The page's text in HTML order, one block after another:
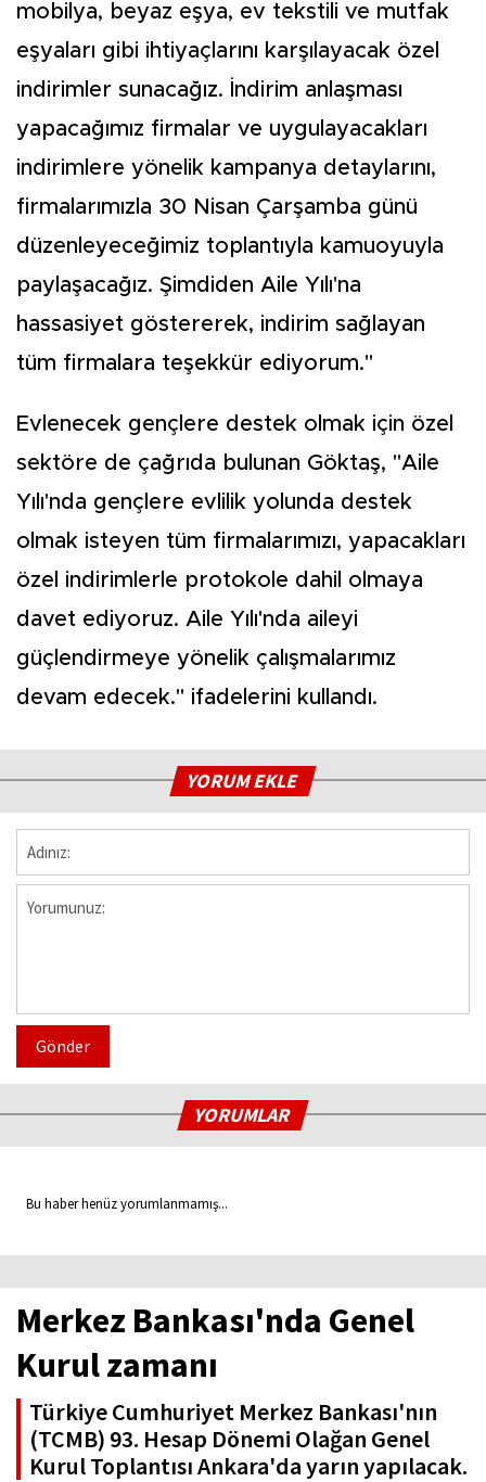
mobilya, beyaz eşya, ev tekstili ve mutfak
eşyaları gibi ihtiyaçlarını karşılayacak özel
indirimler sunacağız. İndirim anlaşması
yapacağımız firmalar ve uygulayacakları
indirimlere yönelik kampanya detaylarını,
firmalarımızla 30 Nisan Çarşamba günü
düzenleyeceğimiz toplantıyla kamuoyuyla
paylaşacağız. Şimdiden Aile Yılı'na
hassasiyet göstererek, indirim sağlayan
tüm firmalara teşekkür ediyorum."
Evlenecek gençlere destek olmak için özel
sektöre de çağrıda bulunan Göktaş, "Aile
Yılı'nda gençlere evlilik yolunda destek
olmak isteyen tüm firmalarımızı, yapacakları
özel indirimlerle protokole dahil olmaya
davet ediyoruz. Aile Yılı'nda aileyi
güçlendirmeye yönelik çalışmalarımız
devam edecek." ifadelerini kullandı.
YORUM EKLE
Gönder
YORUMLAR
Bu haber henüz yorumlanmamış...
Merkez Bankası'nda Genel
Kurul zamanı
Türkiye Cumhuriyet Merkez Bankası'nın
(TCMB) 93. Hesap Dönemi Olağan Genel
Kurul Toplantısı Ankara'da yarın yapılacak.